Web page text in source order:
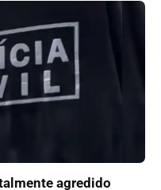
agredido